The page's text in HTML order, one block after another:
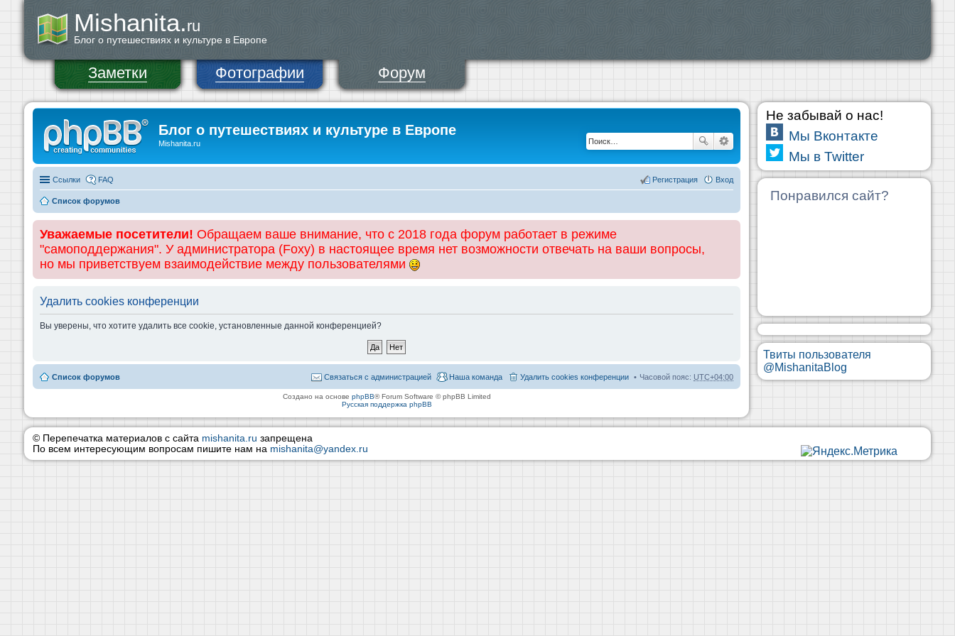
Mishanita.ru
Блог о путешествиях и культуре в Европе
Заметки Фотографии Форум
Блог о путешествиях и культуре в Европе
Mishanita.ru
Ссылки FAQ Вход
Регистрация
Список форумов
Уважаемые посетители! Обращаем ваше внимание, что с 2018 года форум работает в режиме
"самоподдержания". У администратора (Foxy) в настоящее время нет возможности отвечать на ваши вопросы,
но мы приветствуем взаимодействие между пользователями
Удалить cookies конференции
Вы уверены, что хотите удалить все cookie, установленные данной конференцией?
Список форумов Часовой пояс: UTC+04:00
Удалить cookies конференции
Наша команда
Связаться с администрацией
Создано на основе phpBB® Forum Software © phpBB Limited
Русская поддержка phpBB
Не забывай о нас!
Мы Вконтакте
Мы в Twitter
Понравился сайт?
Твиты пользователя
@MishanitaBlog
© Перепечатка материалов с сайта mishanita.ru запрещена
По всем интересующим вопросам пишите нам на mishanita@yandex.ru